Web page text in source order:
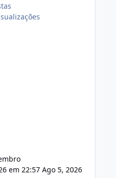
em 22:57 Ago 5, 2026